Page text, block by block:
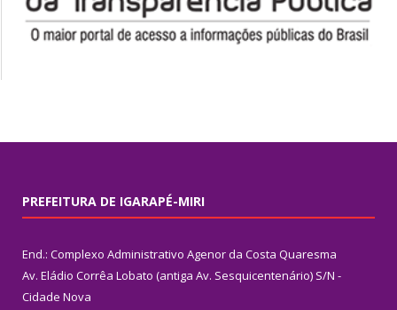
PREFEITURA DE IGARAPÉ-MIRI
End.: Complexo Administrativo Agenor da Costa Quaresma
Av. Eládio Corrêa Lobato (antiga Av. Sesquicentenário) S/N -
Cidade Nova